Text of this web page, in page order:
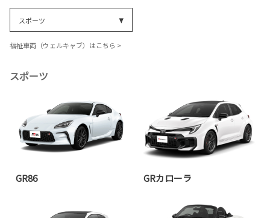
スポーツ
福祉車両（ウェルキャブ）はこちら >
スポーツ
GR86 GRカローラ